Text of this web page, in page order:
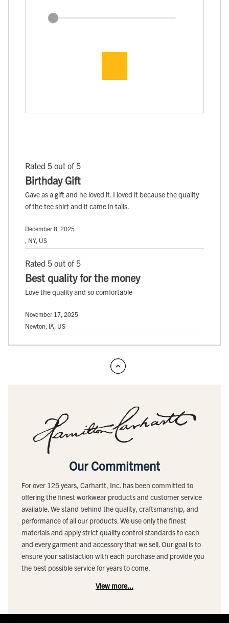
Rated 5 out of 5
Birthday Gift
Gave as a gift and he loved it. I loved it because the quality
of the tee shirt and it came in talls.
December 8, 2025
, NY, US
Rated 5 out of 5
Best quality for the money
Love the quality and so comfortable
November 17, 2025
Newton, IA, US
Our Commitment
For over 125 years, Carhartt, Inc. has been committed to
offering the finest workwear products and customer service
available. We stand behind the quality, craftsmanship, and
performance of all our products. We use only the finest
materials and apply strict quality control standards to each
and every garment and accessory that we sell. Our goal is to
ensure your satisfaction with each purchase and provide you
the best possible service for years to come.
View more...